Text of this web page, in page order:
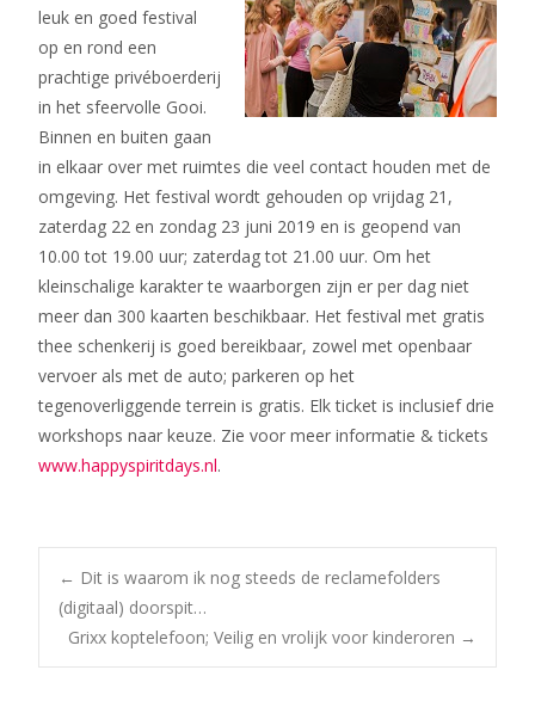
leuk en goed festival
op en rond een
prachtige privéboerderij
in het sfeervolle Gooi.
Binnen en buiten gaan
in elkaar over met ruimtes die veel contact houden met de
omgeving. Het festival wordt gehouden op vrijdag 21,
zaterdag 22 en zondag 23 juni 2019 en is geopend van
10.00 tot 19.00 uur; zaterdag tot 21.00 uur. Om het
kleinschalige karakter te waarborgen zijn er per dag niet
meer dan 300 kaarten beschikbaar. Het festival met gratis
thee schenkerij is goed bereikbaar, zowel met openbaar
vervoer als met de auto; parkeren op het
tegenoverliggende terrein is gratis. Elk ticket is inclusief drie
workshops naar keuze. Zie voor meer informatie & tickets
www.happyspiritdays.nl.
Bericht
navigatie
← Dit is waarom ik nog steeds de reclamefolders
(digitaal) doorspit…
Grixx koptelefoon; Veilig en vrolijk voor kinderoren →